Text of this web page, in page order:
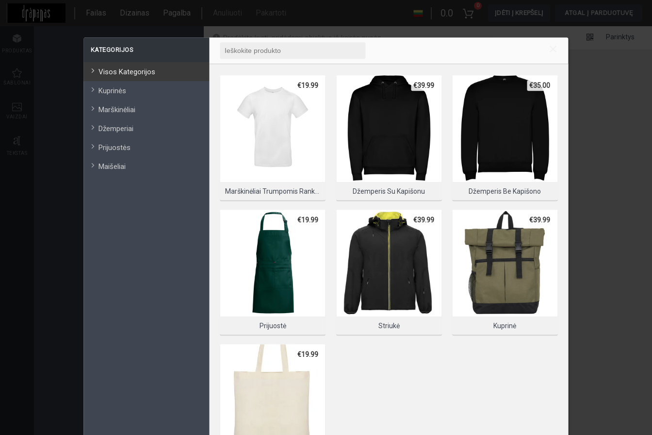
Failas Dizainas Pagalba 0.0
0
ĮDĖTI Į KREPŠELĮ ATGAL Į PARDUOTUVĘ
PRODUKTAS
ŠABLONAI
VAIZDAI
TEKSTAS
Pradėkite kurti, pridėdami objektus iš kairės pusės Parinktys
PLEASE SELECT A PRODUCT TO START DESIGNING
PASIRINKITE PRODUKTĄ
KATEGORIJOS
Visos Kategorijos
Kuprinės
Marškinėliai
Džemperiai
Prijuostės
Maišeliai
Marškinėliai Trumpomis Rankovėmis
€19.99
Džemperis Su Kapišonu
€39.99
Džemperis Be Kapišono
€35.00
Prijuostė
€19.99
Striukė
€39.99
Kuprinė
€39.99
€19.99